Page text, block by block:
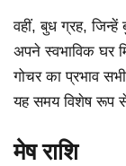
वहीं, बुध ग्रह, जिन्हें
अपने स्वभाविक घर
गोचर का प्रभाव
यह समय विशेष रूप से
मेष राशि